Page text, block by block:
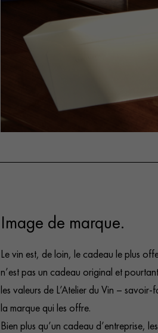
Image de marque.
Le vin est, de loin, le cadeau le plus
n’est pas un cadeau original et
les valeurs de L’Atelier du Vin –
la marque qui les offre.
Bien plus qu’un cadeau d’entreprise,